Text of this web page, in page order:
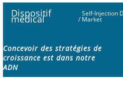
Dispositif
médical /
Self-Injection
Market
Concevoir des stratégies de
croissance est dans notre
ADN